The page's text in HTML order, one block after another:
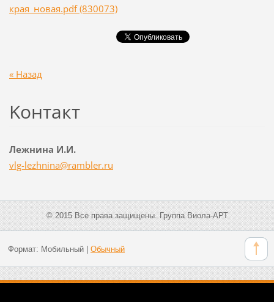
края_новая.pdf (830073)
« Назад
Koнтакт
Лежнина И.И.
vlg-lezhnina@rambler.ru
© 2015 Все права защищены. Группа Виола-АРТ
Формат: Мобильный| Обычный